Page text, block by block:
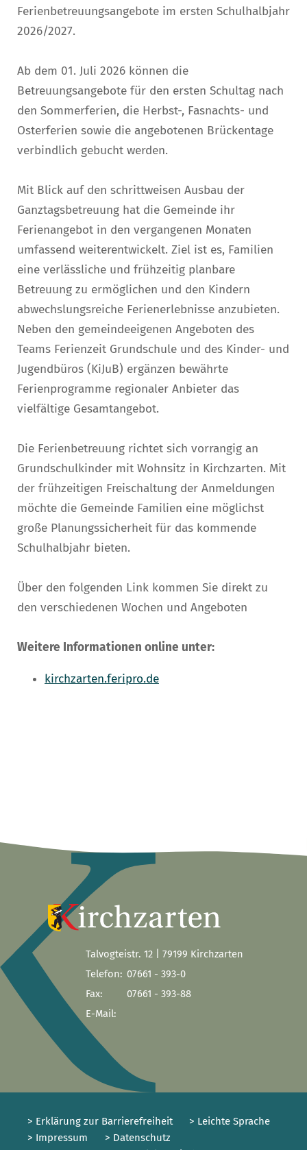
Ferienbetreuungsangebote im ersten Schulhalbjahr
2026/2027.
Ab dem 01. Juli 2026 können die
Betreuungsangebote für den ersten Schultag nach
den Sommerferien, die Herbst-, Fasnachts- und
Osterferien sowie die angebotenen Brückentage
verbindlich gebucht werden.
Mit Blick auf den schrittweisen Ausbau der
Ganztagsbetreuung hat die Gemeinde ihr
Ferienangebot in den vergangenen Monaten
umfassend weiterentwickelt. Ziel ist es, Familien
eine verlässliche und frühzeitig planbare
Betreuung zu ermöglichen und den Kindern
abwechslungsreiche Ferienerlebnisse anzubieten.
Neben den gemeindeeigenen Angeboten des
Teams Ferienzeit Grundschule und des Kinder- und
Jugendbüros (KiJuB) ergänzen bewährte
Ferienprogramme regionaler Anbieter das
vielfältige Gesamtangebot.
Die Ferienbetreuung richtet sich vorrangig an
Grundschulkinder mit Wohnsitz in Kirchzarten. Mit
der frühzeitigen Freischaltung der Anmeldungen
möchte die Gemeinde Familien eine möglichst
große Planungssicherheit für das kommende
Schulhalbjahr bieten.
Über den folgenden Link kommen Sie direkt zu
den verschiedenen Wochen und Angeboten
Weitere Informationen online unter:
kirchzarten.feripro.de
Talvogteistr. 12 | 79199 Kirchzarten
Telefon: 07661 - 393-0
Fax:
07661 - 393-88
E-Mail:
> Erklärung zur Barrierefreiheit
> Leichte Sprache
> Impressum
> Datenschutz